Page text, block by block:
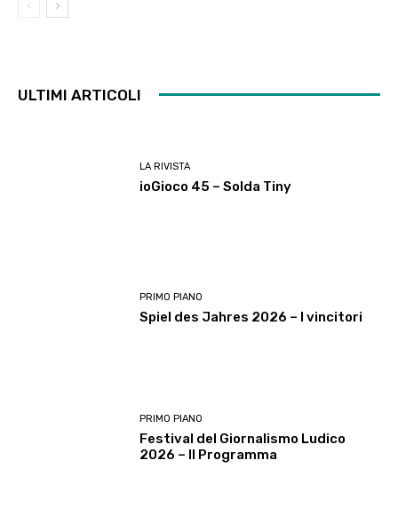
ULTIMI ARTICOLI
LA RIVISTA
ioGioco 45 – Solda Tiny
PRIMO PIANO
Spiel des Jahres 2026 – I vincitori
PRIMO PIANO
Festival del Giornalismo Ludico
2026 – Il Programma